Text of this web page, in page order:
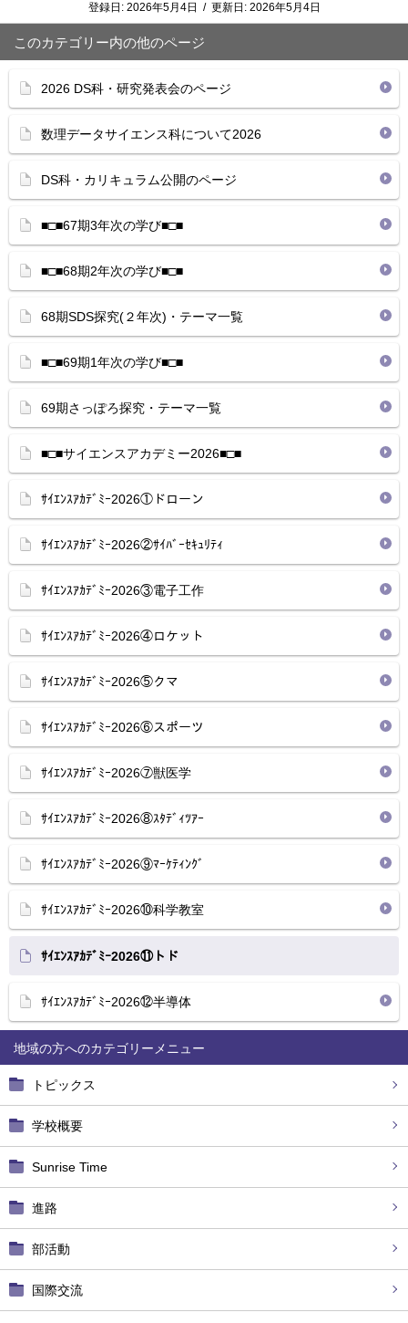
地域の方へ
トピックス
学校概要
Sunrise Time
進路
部活動
国際交流
登録日: 2026年5月4日 / 更新日: 2026年5月4日
このカテゴリー内の他のページ
2026 DS科・研究発表会のページ
数理データサイエンス科について2026
DS科・カリキュラム公開のページ
■□■67期3年次の学び■□■
■□■68期2年次の学び■□■
68期SDS探究(２年次)・テーマ一覧
■□■69期1年次の学び■□■
69期さっぽろ探究・テーマ一覧
■□■サイエンスアカデミー2026■□■
ｻｲｴﾝｽｱｶﾃﾞﾐｰ2026①ドローン
ｻｲｴﾝｽｱｶﾃﾞﾐｰ2026②ｻｲﾊﾞｰｾｷｭﾘﾃｨ
ｻｲｴﾝｽｱｶﾃﾞﾐｰ2026③電子工作
ｻｲｴﾝｽｱｶﾃﾞﾐｰ2026④ロケット
ｻｲｴﾝｽｱｶﾃﾞﾐｰ2026⑤クマ
ｻｲｴﾝｽｱｶﾃﾞﾐｰ2026⑥スポーツ
ｻｲｴﾝｽｱｶﾃﾞﾐｰ2026⑦獣医学
ｻｲｴﾝｽｱｶﾃﾞﾐｰ2026⑧ｽﾀﾃﾞｨﾂｱｰ
ｻｲｴﾝｽｱｶﾃﾞﾐｰ2026⑨ﾏｰｹﾃｨﾝｸﾞ
ｻｲｴﾝｽｱｶﾃﾞﾐｰ2026⑩科学教室
ｻｲｴﾝｽｱｶﾃﾞﾐｰ2026⑪トド
ｻｲｴﾝｽｱｶﾃﾞﾐｰ2026⑫半導体